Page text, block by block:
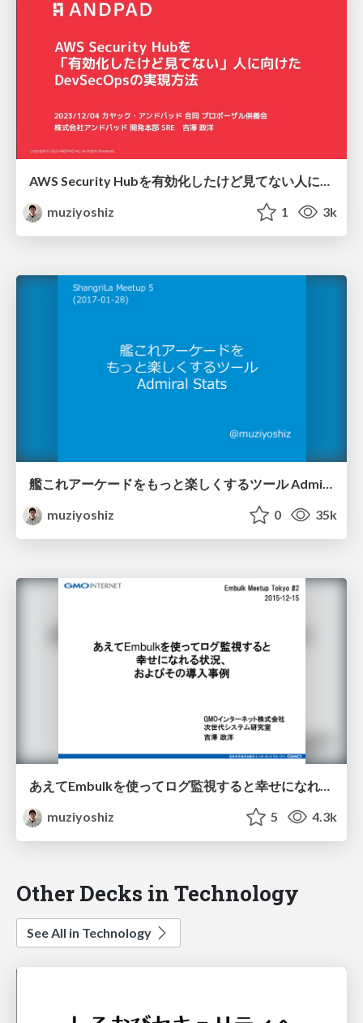
AWS Security Hubを有効化したけど見てない人に向けたDevSecOpsの実現方法 / #kayac_andpad_event
muziyoshiz
1 3k
muziyoshiz
0 35k
あえてEmbulkを使ってログ監視すると幸せになれる状況、およびその導入事例 / Embulk Meetup Tokyo #2
muziyoshiz
5 4.3k
Other Decks in Technology
See All in Technology